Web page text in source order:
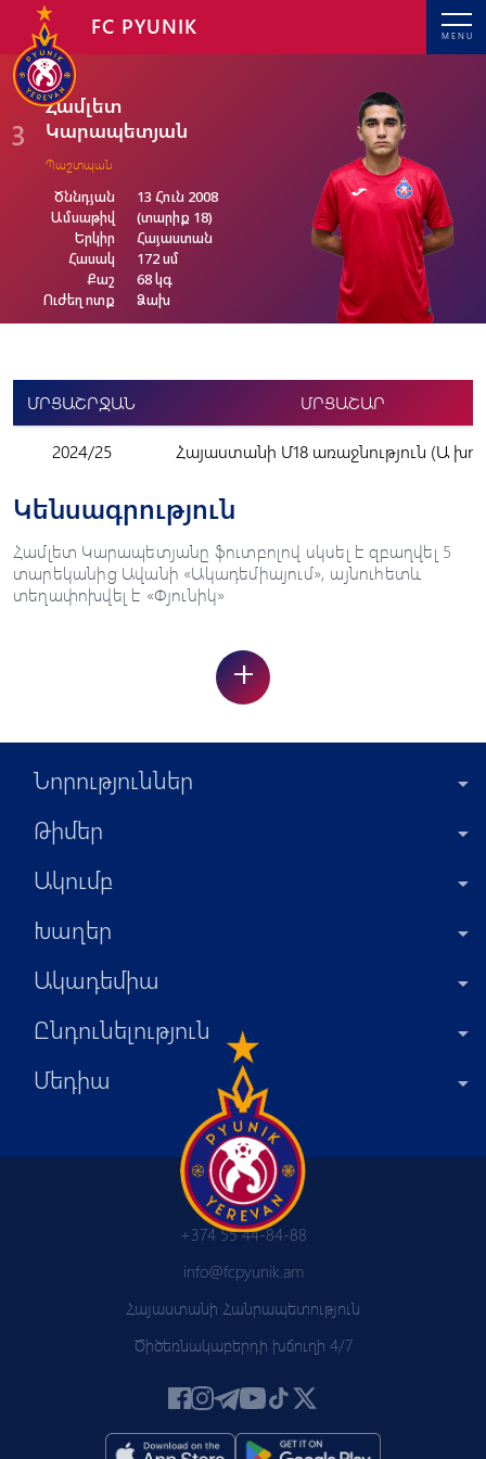
MENU
FC PYUNIK
3
Համլետ
Կարապետյան
Պաշտպան
Ծննդյան
Ամսաթիվ
Երկիր
Հասակ
Քաշ
Ուժեղ ոտք
13 Հուն 2008
(տարիք 18)
Հայաստան
172 սմ
68 կգ
Ձախ
ՄՐՑԱՇՐՋԱՆ ՄՐՑԱՇԱՐ
2024/25 Հայաստանի Մ18 առաջնություն (Ա
Կենսագրություն
Համլետ Կարապետյանը ֆուտբոլով սկսել է զբաղվել 5
տարեկանից Ավանի «Ակադեմիայում», այնուհետև
տեղափոխվել է «Փյունիկ»
+
Նորություններ
Թիմեր
Ակումբ
Խաղեր
Ակադեմիա
Ընդունելություն
Մեդիա
+374 55 44-84-88
info@fcpyunik.am
Հայաստանի Հանրապետություն
Ծիծեռնակաբերդի խճուղի 4/7